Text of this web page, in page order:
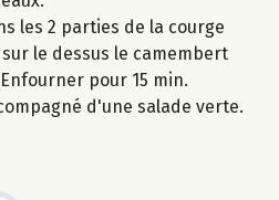
les 2 parties de la courge
le dessus le camembert
pour 15 min.
d'une salade verte.